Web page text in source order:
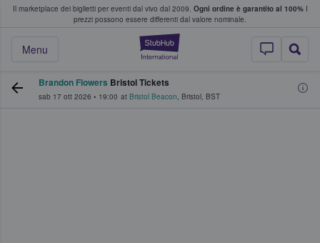
Il marketplace dei biglietti per eventi dal vivo dal 2009. Ogni ordine è garantito al 100%I
prezzi possono essere differenti dal valore nominale.
StubHub - Dove
Menu
fan comprano e vendono biglietti
Brandon Flowers Bristol Tickets
sab 17 ott 2026 • 19:00 at Bristol Beacon, Bristol, BST